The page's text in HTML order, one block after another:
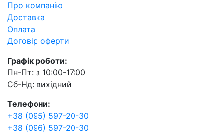
Про компанію
Доставка
Оплата
Договір оферти
Графік роботи:
Пн-Пт: з 10:00-17:00
Сб-Нд: вихідний
Телефони:
+38 (095) 597-20-30
+38 (096) 597-20-30